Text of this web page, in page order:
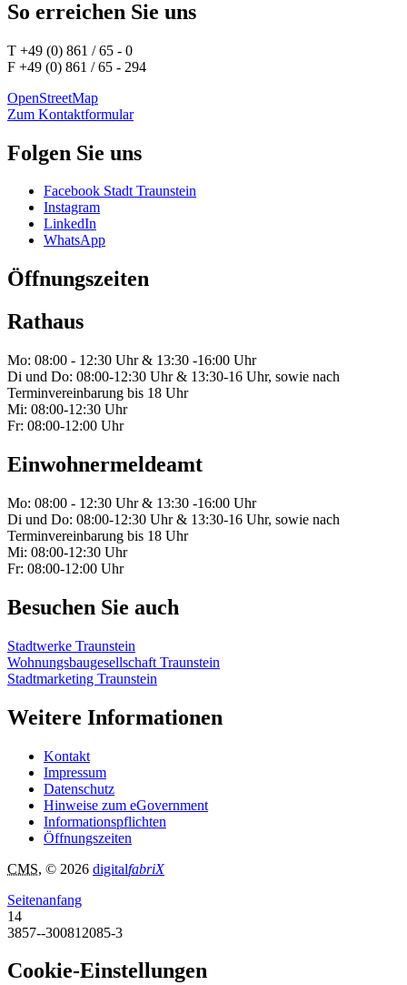
So erreichen Sie uns
T +49 (0) 861 / 65 - 0
F +49 (0) 861 / 65 - 294
OpenStreetMap
Zum Kontaktformular
Folgen Sie uns
Facebook Stadt Traunstein
Instagram
LinkedIn
WhatsApp
Öffnungszeiten
Rathaus
Mo: 08:00 - 12:30 Uhr & 13:30 -16:00 Uhr
Di und Do: 08:00-12:30 Uhr & 13:30-16 Uhr, sowie nach
Terminvereinbarung bis 18 Uhr
Mi: 08:00-12:30 Uhr
Fr: 08:00-12:00 Uhr
Einwohnermeldeamt
Mo: 08:00 - 12:30 Uhr & 13:30 -16:00 Uhr
Di und Do: 08:00-12:30 Uhr & 13:30-16 Uhr, sowie nach
Terminvereinbarung bis 18 Uhr
Mi: 08:00-12:30 Uhr
Fr: 08:00-12:00 Uhr
Besuchen Sie auch
Stadtwerke Traunstein
Wohnungsbaugesellschaft Traunstein
Stadtmarketing Traunstein
Weitere Informationen
Kontakt
Impressum
Datenschutz
Hinweise zum eGovernment
Informationspflichten
Öffnungszeiten
CMS, © 2026 digitalfabriX
Seitenanfang
14
3857--300812085-3
Cookie-Einstellungen